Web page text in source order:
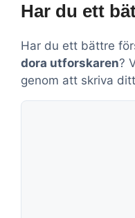
Har du ett
Har du ett bättre
dora utforskaren?
genom att skriva
Kommentar